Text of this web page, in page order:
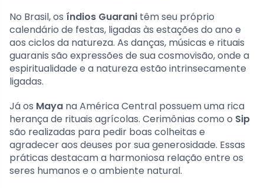
No Brasil, os índios Guarani têm seu próprio
calendário de festas, ligadas às estações do ano e
aos ciclos da natureza. As danças, músicas e rituais
guaranis são expressões de sua cosmovisão, onde a
espiritualidade e a natureza estão intrinsecamente
ligadas.
Já os Maya na América Central possuem uma rica
herança de rituais agrícolas. Cerimônias como o Sip
são realizadas para pedir boas colheitas e
agradecer aos deuses por sua generosidade. Essas
práticas destacam a harmoniosa relação entre os
seres humanos e o ambiente natural.